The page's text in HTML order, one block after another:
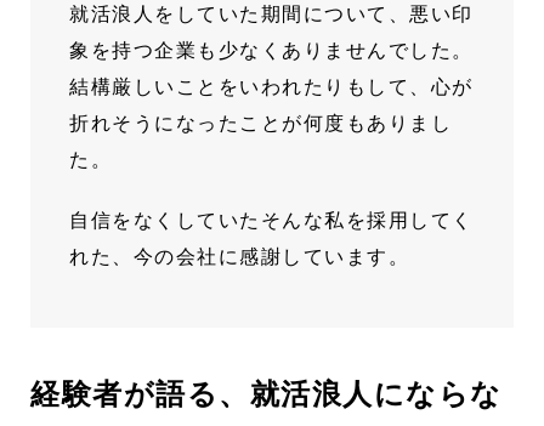
就活浪人をしていた期間について、悪い印
象を持つ企業も少なくありませんでした。
結構厳しいことをいわれたりもして、心が
折れそうになったことが何度もありまし
た。
自信をなくしていたそんな私を採用してく
れた、今の会社に感謝しています。
経験者が語る、就活浪人にならな